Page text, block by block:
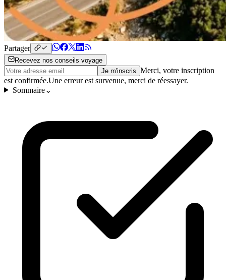
Partager
Recevez nos conseils voyage
Je m'inscris Merci, votre inscription
est confirmée.Une erreur est survenue, merci de réessayer.
Sommaire⌄